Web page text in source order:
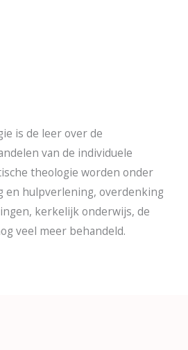
is de leer over de
van de individuele
theologie worden onder
en hulpverlening, overdenking
kerkelijk onderwijs, de
veel meer behandeld.